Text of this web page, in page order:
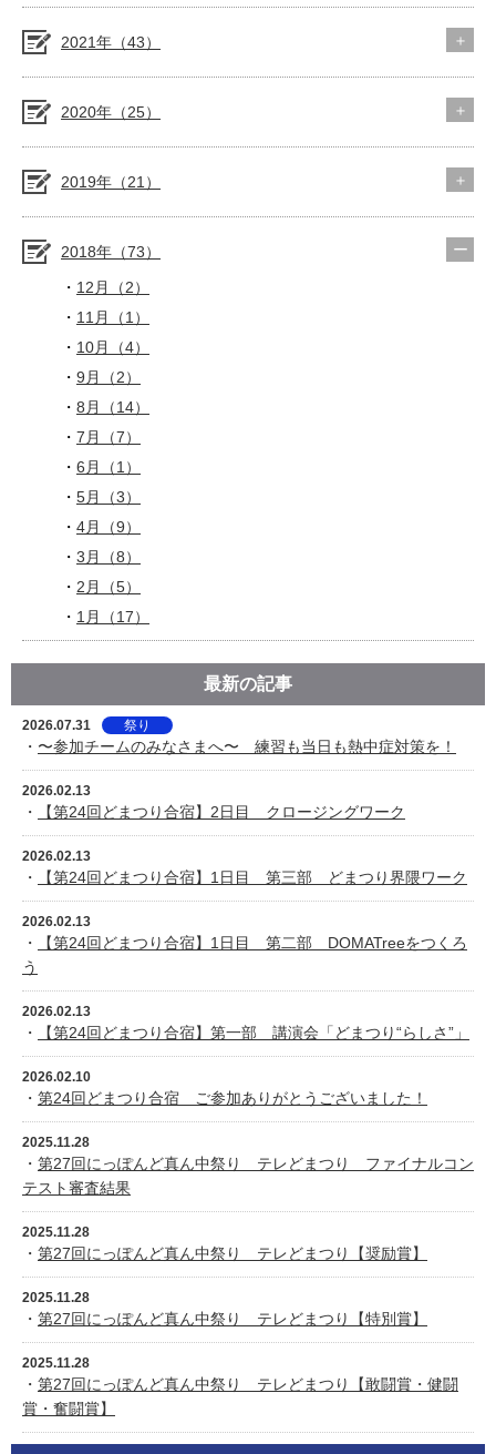
2021年（43）
2020年（25）
2019年（21）
2018年（73）
12月（2）
11月（1）
10月（4）
9月（2）
8月（14）
7月（7）
6月（1）
5月（3）
4月（9）
3月（8）
2月（5）
1月（17）
最新の記事
2026.07.31 祭り
・ 〜参加チームのみなさまへ〜 練習も当日も熱中症対策を！
2026.02.13
・ 【第24回どまつり合宿】2日目 クロージングワーク
2026.02.13
・ 【第24回どまつり合宿】1日目 第三部 どまつり界隈ワーク
2026.02.13
・
【第24回どまつり合宿】1日目 第二部 DOMATreeをつくろ
う
2026.02.13
・ 【第24回どまつり合宿】第一部 講演会「どまつり“らしさ”」
2026.02.10
・ 第24回どまつり合宿 ご参加ありがとうございました！
2025.11.28
・ 第27回にっぽんど真ん中祭り テレどまつり ファイナルコン
テスト審査結果
2025.11.28
・ 第27回にっぽんど真ん中祭り テレどまつり【奨励賞】
2025.11.28
・ 第27回にっぽんど真ん中祭り テレどまつり【特別賞】
2025.11.28
・ 第27回にっぽんど真ん中祭り テレどまつり【敢闘賞・健闘
賞・奮闘賞】